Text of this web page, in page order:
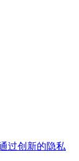
过创新的隐私